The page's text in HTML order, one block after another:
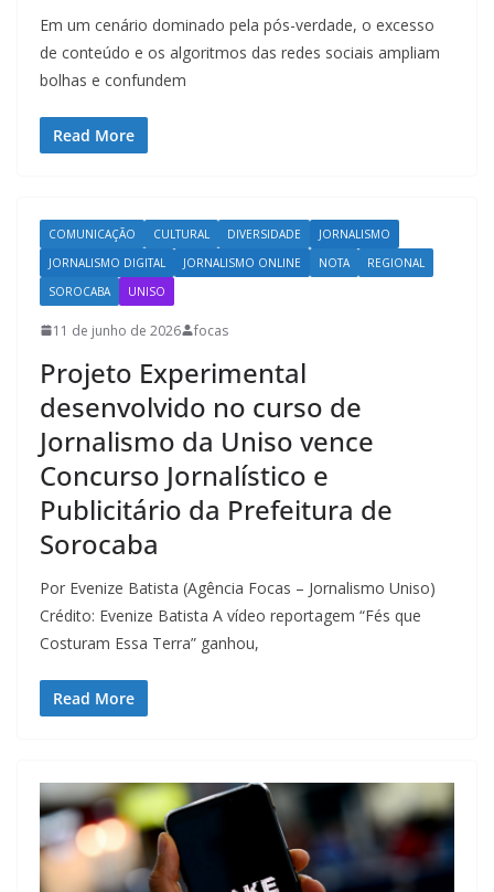
Em um cenário dominado pela pós-verdade, o excesso
de conteúdo e os algoritmos das redes sociais ampliam
bolhas e confundem
Read More
COMUNICAÇÃO CULTURAL DIVERSIDADE
JORNALISMO
JORNALISMO DIGITAL
JORNALISMO ONLINE NOTA
REGIONAL
SOROCABA
UNISO
11 de junho de 2026 focas
Projeto Experimental
desenvolvido no curso de
Jornalismo da Uniso vence
Concurso Jornalístico e
Publicitário da Prefeitura de
Sorocaba
Por Evenize Batista (Agência Focas – Jornalismo Uniso)
Crédito: Evenize Batista A vídeo reportagem “Fés que
Costuram Essa Terra” ganhou,
Read More